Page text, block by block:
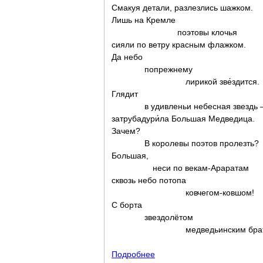
Смакуя детали, разлезлись шажком.
Лишь на Кремле
поэтовы клочья
сияли по ветру красным флажком.
Да небо
попрежнему
лирикой зве́здится.
Глядит
в удивленьи небесная звездь
затрубадури́ла Большая Медведица.
Зачем?
В королевы поэтов пролезть?
Большая,
неси по векам-Араратам
сквозь небо потопа
ковчегом-ковшом!
С борта
звездолётом
медведьинским
Подробнее